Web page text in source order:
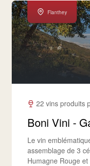
Flanthey
22 vins produits
Boni Vini -
Le vin
assemblage de 3
Humagne Rouge